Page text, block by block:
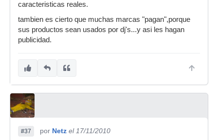
caracteristicas reales.
tambien es cierto que muchas marcas "pagan",porque
sus productos sean usados por dj's...y asi les hagan
publicidad.
#37 por Netz el 17/11/2010